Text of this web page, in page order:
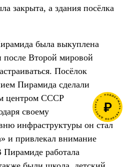
закрыта, а здания посёлка
была выкуплена
после Второй мировой
Посёлок
Пирамида сделали
центром СССР
своему
инфраструктуры он стал
и привлекал внимание
работала